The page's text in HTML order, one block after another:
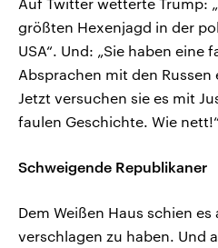
Auf Twitter wetterte Trump:
größten Hexenjagd in der
USA“. Und: „Sie haben eine
Absprachen mit den
Jetzt versuchen sie es mit
faulen Geschichte. Wie nett!“
Schweigende Republikaner
Dem Weißen Haus schien
verschlagen zu haben. Und